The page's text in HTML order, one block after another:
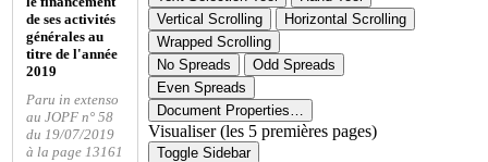
de ses activités
générales au
titre de l'année
2019
Paru in extenso
au JOPF n° 58
du 19/07/2019
à la page 13161
Vertical Scrolling
Horizontal Scrolling
Wrapped Scrolling
No Spreads
Odd Spreads
Even Spreads
Document Properties…
Visualiser (les 5 premières pages)
Toggle Sidebar